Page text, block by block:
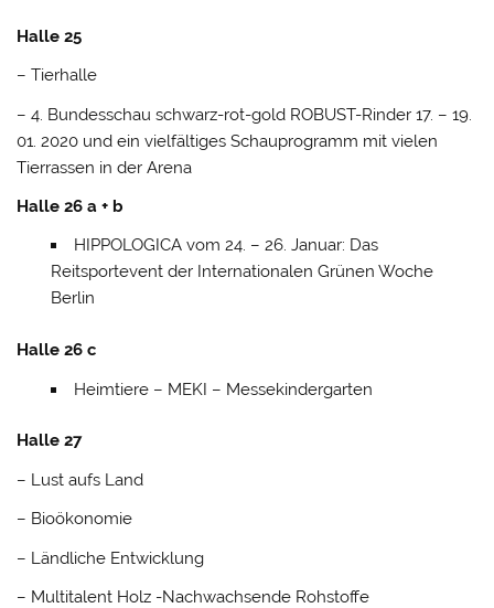
Halle 25
– Tierhalle
– 4. Bundesschau schwarz-rot-gold ROBUST-Rinder 17. – 19.
01. 2020 und ein vielfältiges Schauprogramm mit vielen
Tierrassen in der Arena
Halle 26 a + b
HIPPOLOGICA vom 24. – 26. Januar: Das
Reitsportevent der Internationalen Grünen Woche
Berlin
Halle 26 c
Heimtiere – MEKI – Messekindergarten
Halle 27
– Lust aufs Land
– Bioökonomie
– Ländliche Entwicklung
– Multitalent Holz -Nachwachsende Rohstoffe